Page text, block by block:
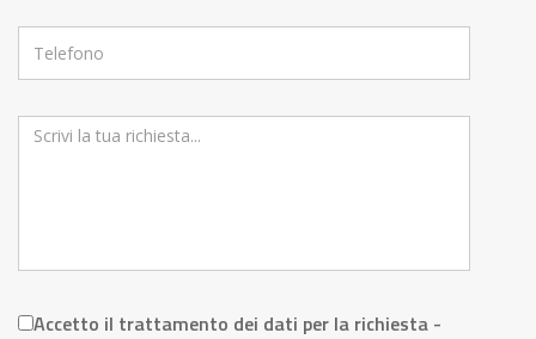
Accetto il trattamento dei dati per la richiesta -